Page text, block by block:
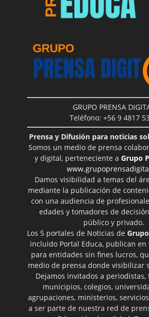
GRUPO PRENSA
Teléfono: +56 9 4817
Prensa y Difusión para noticias
Somos un medio de prensa
y digital, perteneciente a Grupo
Damos visibilidad a temas del
mediante la publicación de
con una audiencia de
edades y tomadores de
público y privado.
Los 5 portales de Noticias de
incluido Portal Educa, publican
para entidades sin fines lucros,
medio de prensa donde visibilizar
Dejamos invitados a periodistas,
municipios, colegios,
agrupaciones, ministerios,
a ser parte de nuestra red de